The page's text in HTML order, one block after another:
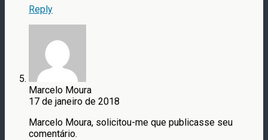
Reply
Marcelo Moura
17 de janeiro de 2018
Marcelo Moura, solicitou-me que publicasse seu
comentário.